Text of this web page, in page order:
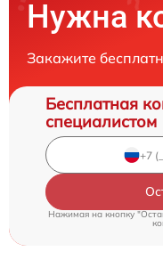
Нужна
Закажите
Бесплатная
специалистом
Нажимая на кнопку